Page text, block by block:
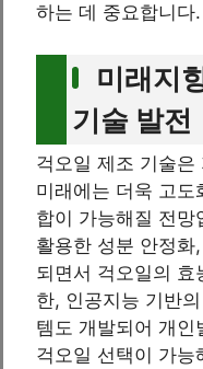
하는 데 중요합니다.
미래지
기술 발전
걱오일 제조 기술은
미래에는 더욱 고도
합이 가능해질 전망
활용한 성분 안정
되면서 걱오일의 효
한, 인공지능 기반
템도 개발되어 개인
걱오일 선택이 가